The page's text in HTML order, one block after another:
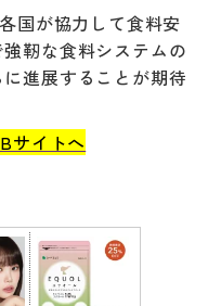
国が協力して食料安
靭な食料システムの
進展することが期待
サイトへ